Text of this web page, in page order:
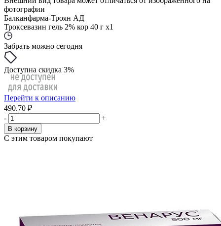
фотографии
Балканфарма-Троян АД
Троксевазин гель 2% кор 40 г x1
Забрать можно сегодня
Доступна скидка 3%
Перейти к описанию
490.70 ₽
-
+
В корзину
С этим товаром покупают